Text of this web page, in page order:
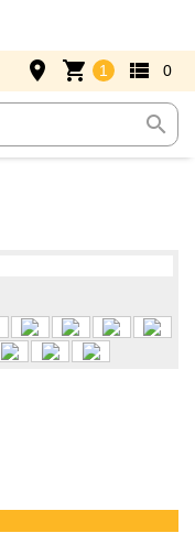
search
place shopping_cart 1 view_list 0